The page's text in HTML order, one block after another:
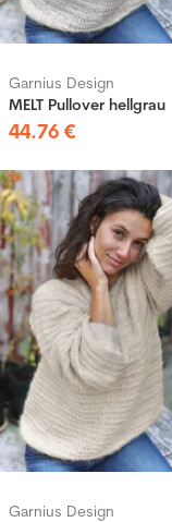
Garnius Design
MELT Pullover hellgrau
44.76 €
Garnius Design